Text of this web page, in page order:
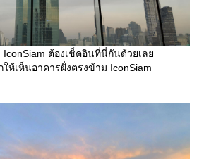
IconSiam ต้องเช็คอินที่นี่กันด้วยเล
ห้เห็นอาคารฝั่งตรงข้าม IconSiam